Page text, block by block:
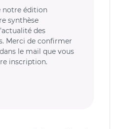
notre édition
synthèse
des
Merci de confirmer
le mail que vous
inscription.